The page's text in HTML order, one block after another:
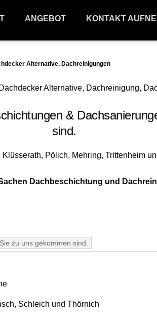
ANGEBOT KONTAKT
Alternative, Dachreinigungen
&
sind.
Dachbeschichtung und
zu uns gekommen sind.